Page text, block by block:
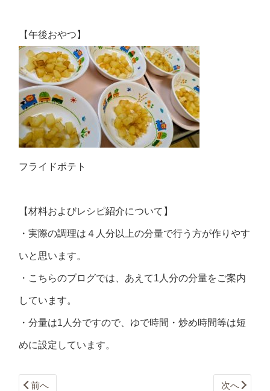
【午後おやつ】
フライドポテト
【材料およびレシピ紹介について】
・実際の調理は４人分以上の分量で行う方が作りやす
いと思います。
・こちらのブログでは、あえて1人分の分量をご案内
しています。
・分量は1人分ですので、ゆで時間・炒め時間等は短
めに設定しています。
前へ 次へ